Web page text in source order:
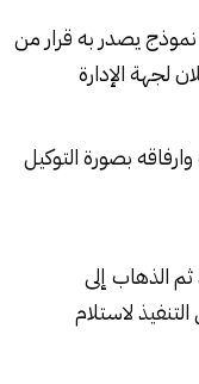
يصدر به قرار من
لجهة الإدارة
بصورة التوكيل
الذهاب إلى
لاستلام